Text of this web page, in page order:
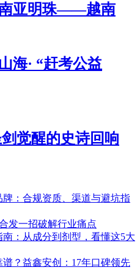
亚明珠——越南
海· “赶考公益
觉醒的史诗回响
牌：合规资质、渠道与避坑指
发一招破解行业痛点
：从成分到剂型，看懂这5大
？益鑫安创：17年口碑领先